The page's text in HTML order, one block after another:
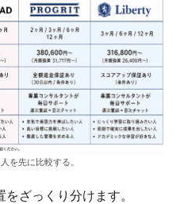
を先に比較する。
ざっくり分けます。